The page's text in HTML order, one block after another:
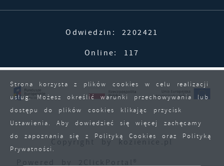
Odwiedzin: 2202421
Online: 117
Copyright by kozienice.pl
Strona korzysta z plików cookies w celu realizacji
usług. Możesz określić warunki przechowywania lub
dostępu do plików cookies klikając przycisk
Ustawienia. Aby dowiedzieć się więcej zachęcamy
do zapoznania się z Polityką Cookies oraz Polityką
Prywatności.